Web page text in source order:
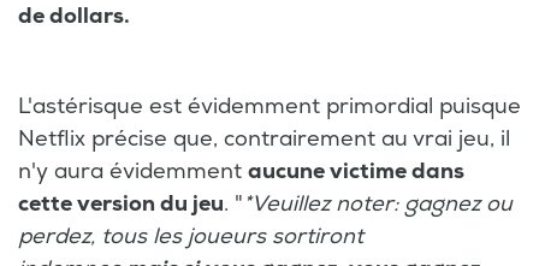
de dollars.
L'astérisque est évidemment primordial puisque
Netflix précise que, contrairement au vrai jeu, il
n'y aura évidemment aucune victime dans
cette version du jeu. "*Veuillez noter: gagnez ou
perdez, tous les joueurs sortiront